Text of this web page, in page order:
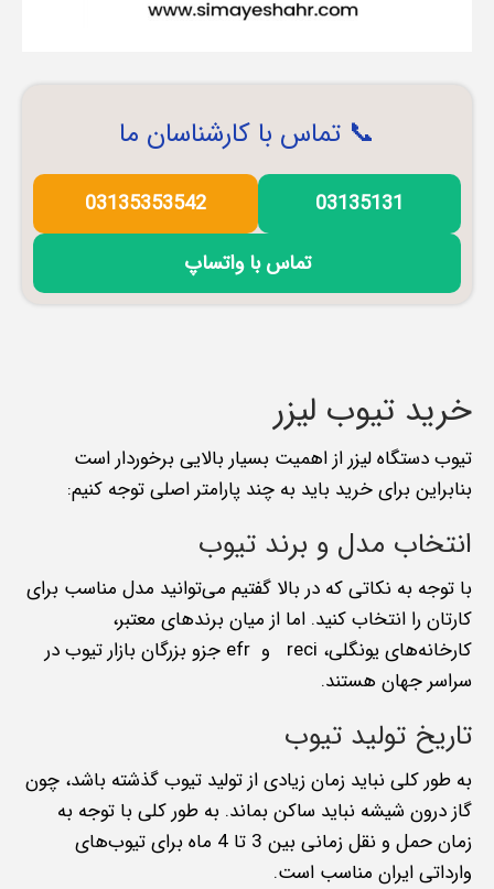
📞 تماس با کارشناسان ما
03135131
03135353542
تماس با واتساپ
خرید تیوب لیزر
تیوب دستگاه لیزر از اهمیت بسیار بالایی برخوردار است
بنابراین برای خرید باید به چند پارامتر اصلی توجه کنیم:
انتخاب مدل و برند تیوب
با توجه به نکاتی که در بالا گفتیم می‌توانید مدل مناسب برای
کارتان را انتخاب کنید. اما از میان برندهای معتبر،
کارخانه‌های یونگلی، reci و efr جزو بزرگان بازار تیوب در
سراسر جهان هستند.
تاریخ تولید تیوب
به طور کلی نباید زمان زیادی از تولید تیوب گذشته باشد، چون
گاز درون شیشه نباید ساکن بماند. به طور کلی با توجه به
زمان حمل و نقل زمانی بین 3 تا 4 ماه برای تیوب‌های
وارداتی ایران مناسب است.